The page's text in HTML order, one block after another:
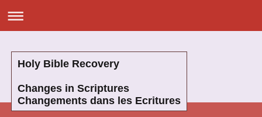
Holy Bible Recovery
Changes in Scriptures
Changements dans les Ecritures